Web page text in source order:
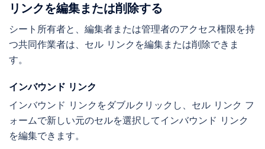
リンクを編集または削除する
シート所有者と、編集者または管理者のアクセス権限を持
つ共同作業者は、セル リンクを編集または削除できま
す。
インバウンド リンク
インバウンド リンクをダブルクリックし、セル リンク フ
ォームで新しい元のセルを選択してインバウンド リンク
を編集できます。